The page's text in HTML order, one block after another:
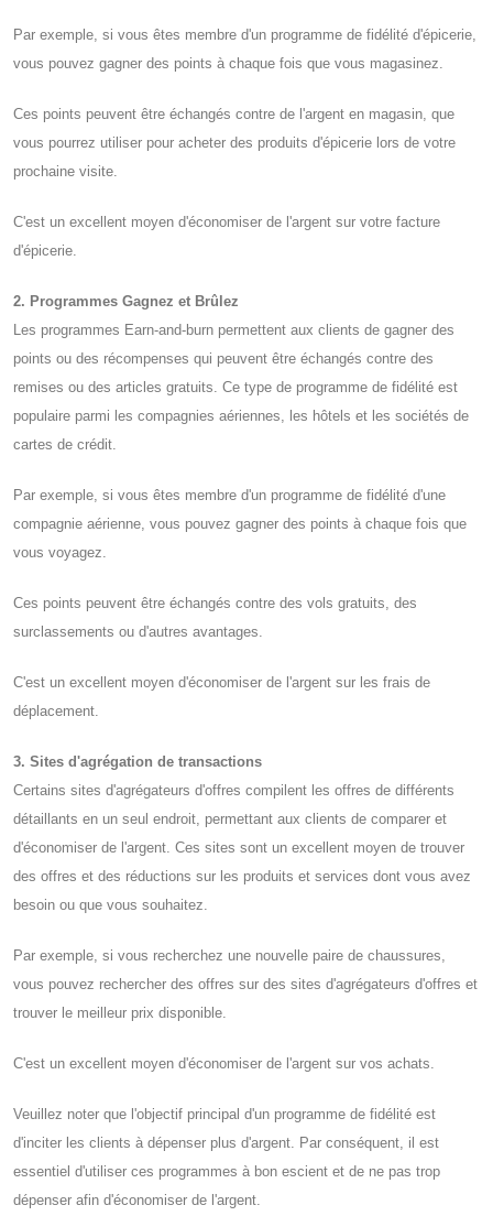
Par exemple, si vous êtes membre d'un programme de fidélité d'épicerie,
vous pouvez gagner des points à chaque fois que vous magasinez.
Ces points peuvent être échangés contre de l'argent en magasin, que
vous pourrez utiliser pour acheter des produits d'épicerie lors de votre
prochaine visite.
C'est un excellent moyen d'économiser de l'argent sur votre facture
d'épicerie.
2. Programmes Gagnez et Brûlez
Les programmes Earn-and-burn permettent aux clients de gagner des
points ou des récompenses qui peuvent être échangés contre des
remises ou des articles gratuits. Ce type de programme de fidélité est
populaire parmi les compagnies aériennes, les hôtels et les sociétés de
cartes de crédit.
Par exemple, si vous êtes membre d'un programme de fidélité d'une
compagnie aérienne, vous pouvez gagner des points à chaque fois que
vous voyagez.
Ces points peuvent être échangés contre des vols gratuits, des
surclassements ou d'autres avantages.
C'est un excellent moyen d'économiser de l'argent sur les frais de
déplacement.
3. Sites d'agrégation de transactions
Certains sites d'agrégateurs d'offres compilent les offres de différents
détaillants en un seul endroit, permettant aux clients de comparer et
d'économiser de l'argent. Ces sites sont un excellent moyen de trouver
des offres et des réductions sur les produits et services dont vous avez
besoin ou que vous souhaitez.
Par exemple, si vous recherchez une nouvelle paire de chaussures,
vous pouvez rechercher des offres sur des sites d'agrégateurs d'offres et
trouver le meilleur prix disponible.
C'est un excellent moyen d'économiser de l'argent sur vos achats.
Veuillez noter que l'objectif principal d'un programme de fidélité est
d'inciter les clients à dépenser plus d'argent. Par conséquent, il est
essentiel d'utiliser ces programmes à bon escient et de ne pas trop
dépenser afin d'économiser de l'argent.